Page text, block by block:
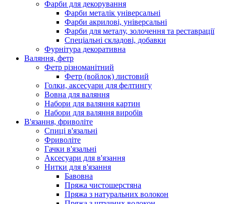
Фарби для декорування
Фарби металік універсальні
Фарби акрилові, універсальні
Фарби для металу, золочення та реставрації
Спеціальні складові, добавки
Фурнітура декоративна
Валяння, фетр
Фетр різноманітний
Фетр (войлок) листовий
Голки, аксесуари для фелтингу
Вовна для валяння
Набори для валяння картин
Набори для валяння виробів
В'язання, фриволіте
Спиці в'язальні
Фриволіте
Гачки в'язальні
Аксесуари для в'язання
Нитки для в'язання
Бавовна
Пряжа чистошерстяна
Пряжа з натуральних волокон